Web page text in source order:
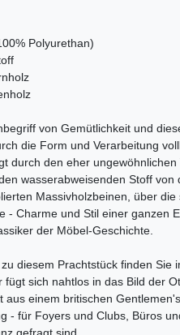
Polyurethan)
von Gemütlichkeit und
die Form und Verarbeitung
durch den eher
wasserabweisenden Stoff von
Massivholzbeinen, über
- Charme und Stil einer ganzen
der Möbel-Geschichte.
diesem Prachtstück finden Sie
fügt sich nahtlos in das Bild der
aus einem britischen
- für Foyers und Clubs, Büros